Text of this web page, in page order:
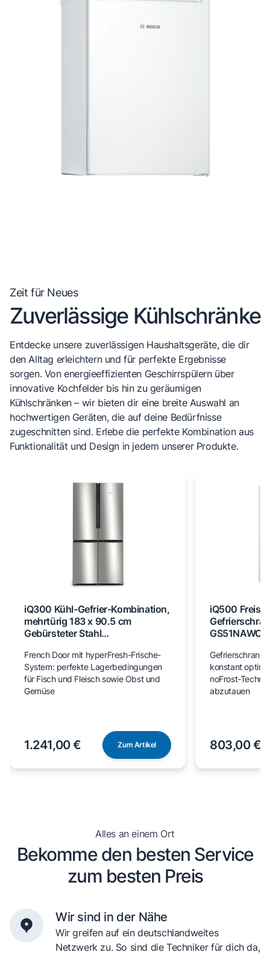
Zeit für Neues
Zuverlässige Kühlschränke
Entdecke unsere zuverlässigen Haushaltsgeräte, die dir
den Alltag erleichtern und für perfekte Ergebnisse
sorgen. Von energieeffizienten Geschirrspülern über
innovative Kochfelder bis hin zu geräumigen
Kühlschränken – wir bieten dir eine breite Auswahl an
hochwertigen Geräten, die auf deine Bedürfnisse
zugeschnitten sind. Erlebe die perfekte Kombination aus
Funktionalität und Design in jedem unserer Produkte.
iQ300 Kühl-Gefrier-Kombination,
mehrtürig 183 x 90.5 cm
Gebürsteter Stahl
KF96NVPEA
French Door mit hyperFresh-Frische-
System: perfekte Lagerbedingungen
für Fisch und Fleisch sowie Obst und
Gemüse
1.241,00 € Zum Artikel
iQ500
GS51NAWCV
Gefrierschrank
konstant
noFrost-
abzutauen
803,00 €
Alles an einem Ort
Bekomme den besten Service
zum besten Preis
Wir sind in der Nähe
Wir greifen auf ein deutschlandweites
Netzwerk zu. So sind die Techniker für dich da,